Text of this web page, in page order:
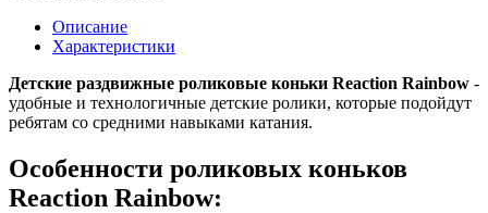
Описание
Характеристики
Детские раздвижные роликовые коньки Reaction Rainbow -
удобные и технологичные детские ролики, которые подойдут
ребятам со средними навыками катания.
Особенности роликовых коньков
Reaction Rainbow: